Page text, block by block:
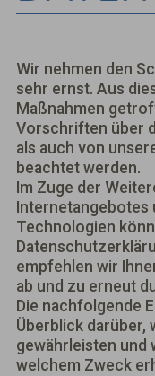
Wir nehmen den
sehr ernst. Aus
Maßnahmen
Vorschriften über
als auch von
beachtet werden.
Im Zuge der
Technologien
empfehlen wir
ab und zu erneut
Die nachfolgende
Überblick darüber,
gewährleisten und
welchem Zweck